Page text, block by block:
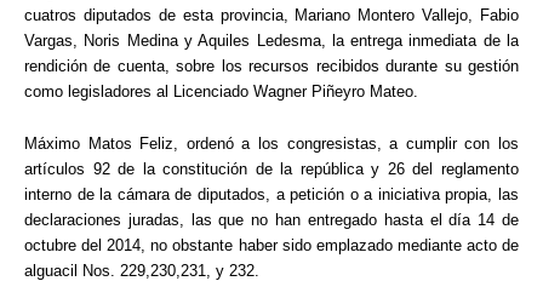
cuatros diputados de esta provincia, Mariano Montero Vallejo, Fabio
Vargas, Noris Medina y Aquiles Ledesma, la entrega inmediata de la
rendición de cuenta, sobre los recursos recibidos durante su gestión
como legisladores al Licenciado Wagner Piñeyro Mateo.
Máximo Matos Feliz, ordenó a los congresistas, a cumplir con los
artículos 92 de la constitución de la república y 26 del reglamento
interno de la cámara de diputados, a petición o a iniciativa propia, las
declaraciones juradas, las que no han entregado hasta el día 14 de
octubre del 2014, no obstante haber sido emplazado mediante acto de
alguacil Nos. 229,230,231, y 232.